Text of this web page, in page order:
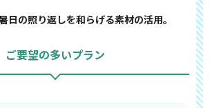
日の照り返しを和らげる素材の活用。
ご要望の多いプラン